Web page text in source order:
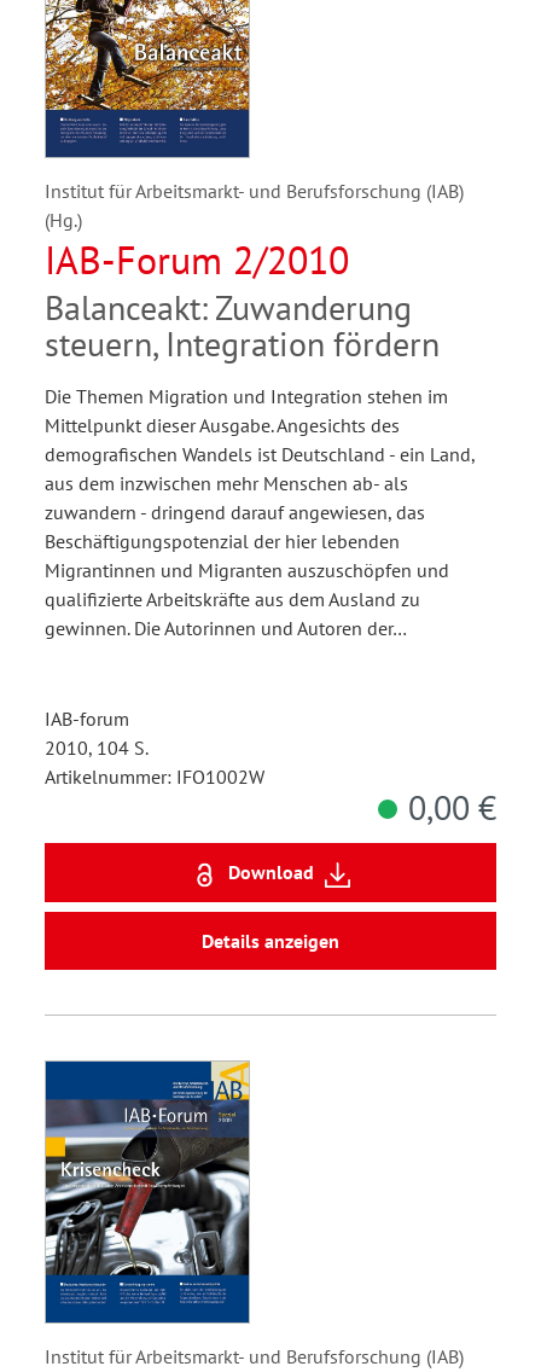
Institut für Arbeitsmarkt- und Berufsforschung (IAB)
(Hg.)
IAB-Forum 2/2010
Balanceakt: Zuwanderung
steuern, Integration fördern
Die Themen Migration und Integration stehen im
Mittelpunkt dieser Ausgabe. Angesichts des
demografischen Wandels ist Deutschland - ein Land,
aus dem inzwischen mehr Menschen ab- als
zuwandern - dringend darauf angewiesen, das
Beschäftigungspotenzial der hier lebenden
Migrantinnen und Migranten auszuschöpfen und
qualifizierte Arbeitskräfte aus dem Ausland zu
gewinnen. Die Autorinnen und Autoren der…
IAB-forum
2010, 104 S.
Artikelnummer: IFO1002W
0,00 €
Download
Details anzeigen
Institut für Arbeitsmarkt- und Berufsforschung (IAB)